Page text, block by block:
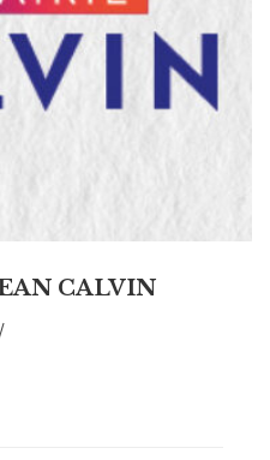
CALVIN
/